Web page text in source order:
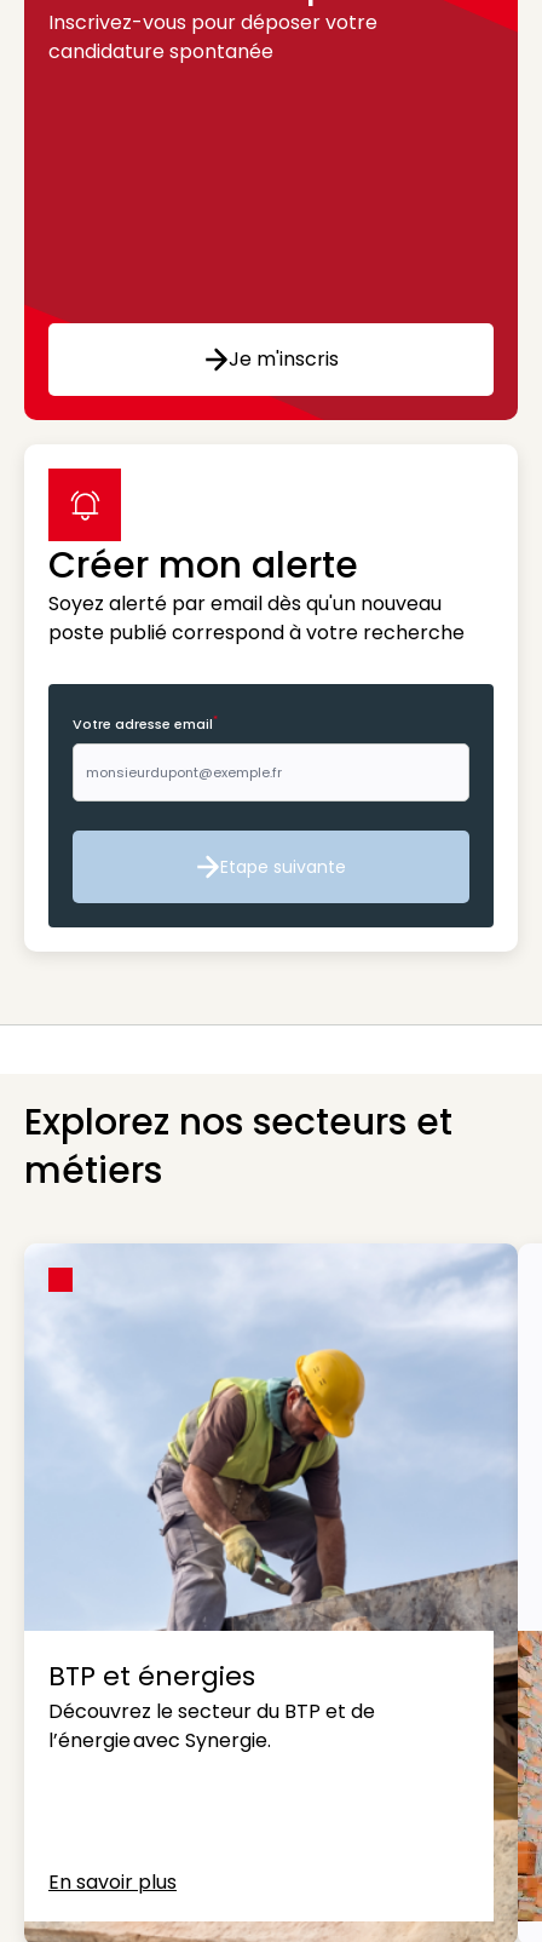
Inscrivez-vous pour déposer votre
candidature spontanée
Je m'inscris
Créer mon alerte
Soyez alerté par email dès qu'un nouveau
poste publié correspond à votre recherche
label icon
Votre adresse email*
Etape suivante
Etape suivante
Explorez nos secteurs et
métiers
BTP et énergies
Découvrez le secteur du BTP et de
l’énergie avec Synergie.
En savoir plus